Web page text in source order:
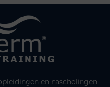
en nascholingen